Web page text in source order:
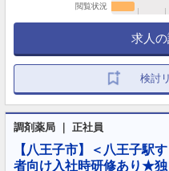
閲覧状況
求人
検討
調剤薬局 ｜ 正社員
【八王子市】＜八王子駅
者向け入社時研修あり★